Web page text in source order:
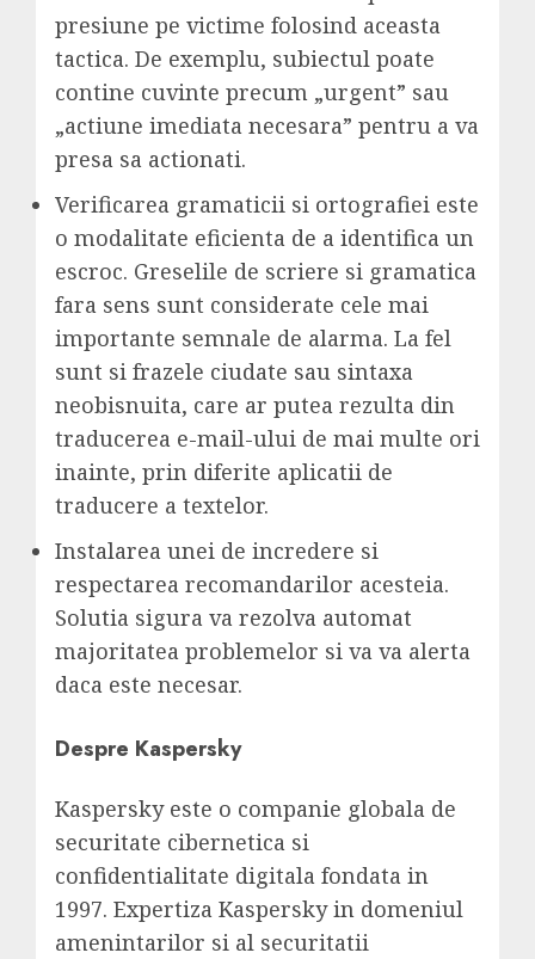
presiune pe victime folosind aceasta
tactica. De exemplu, subiectul poate
contine cuvinte precum „urgent” sau
„actiune imediata necesara” pentru a va
presa sa actionati.
Verificarea gramaticii si ortografiei este
o modalitate eficienta de a identifica un
escroc. Greselile de scriere si gramatica
fara sens sunt considerate cele mai
importante semnale de alarma. La fel
sunt si frazele ciudate sau sintaxa
neobisnuita, care ar putea rezulta din
traducerea e-mail-ului de mai multe ori
inainte, prin diferite aplicatii de
traducere a textelor.
Instalarea unei de incredere si
respectarea recomandarilor acesteia.
Solutia sigura va rezolva automat
majoritatea problemelor si va va alerta
daca este necesar.
Despre Kaspersky
Kaspersky este o companie globala de
securitate cibernetica si
confidentialitate digitala fondata in
1997. Expertiza Kaspersky in domeniul
amenintarilor si al securitatii